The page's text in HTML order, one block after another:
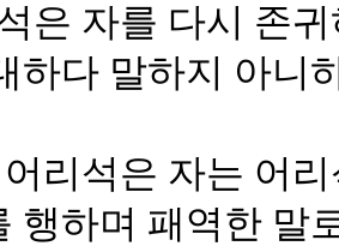
은 자를 다시 존
하다 말하지 아니
리석은 자는 어
행하며 패역한 말